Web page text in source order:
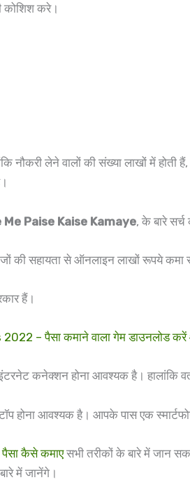
कोशिश करे।
नौकरी लेने वालों की संख्या लाखों में
Me Paise Kaise Kamaye, के बारे
की सहायता से ऑनलाइन लाखों रूपये
हैं।
– पैसा कमाने वाला गेम डाउनलोड करें
कनेक्शन होना आवश्यक है।
होना आवश्यक है। आपके पास एक
कैसे कमाएसभी तरीकों के बारे में जान
में जानेंगे।